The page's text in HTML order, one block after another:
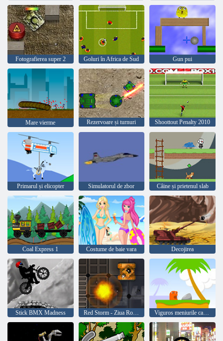
Fotografierea super 2 Goluri în Africa de Sud Gun pui
Mare vierme Rezervoare și turnuri Shoottout Penalty 2010
Primarul și elicopter Simulatorul de zbor Câine și prietenul slab
Coal Express 1 Costume de baie vara Decojirea
Stick BMX Madness Red Storm - Ziua Robot